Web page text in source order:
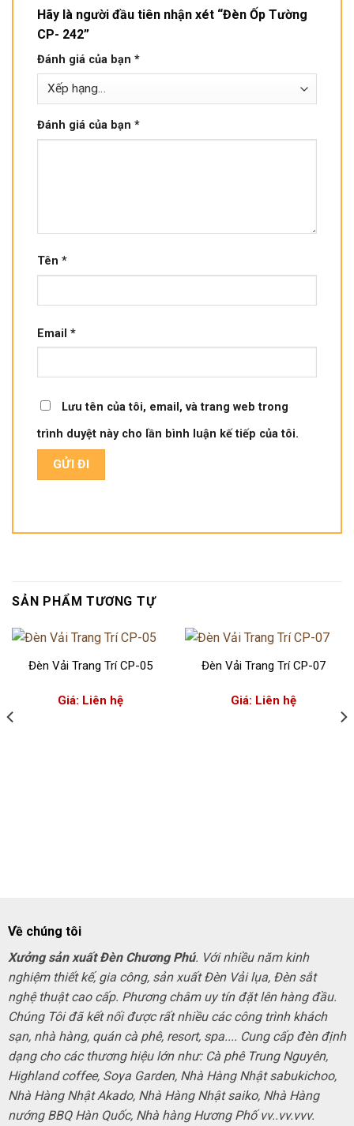
Hãy là người đầu tiên nhận xét “Đèn Ốp Tường
CP- 242”
Đánh giá của bạn *
Đánh giá của bạn *
Tên *
Email *
Lưu tên của tôi, email, và trang web trong
trình duyệt này cho lần bình luận kế tiếp của tôi.
SẢN PHẨM TƯƠNG TỰ
Đèn Vải Trang Trí CP-05
Giá: Liên hệ
Đèn Vải Trang Trí CP-07
Giá: Liên hệ
Về chúng tôi
Xưởng sản xuất Đèn Chương Phú. Với nhiều năm kinh
nghiệm thiết kế, gia công, sản xuất Đèn Vải lụa, Đèn sắt
nghệ thuật cao cấp. Phương châm uy tín đặt lên hàng đầu.
Chúng Tôi đã kết nối được rất nhiều các công trình khách
sạn, nhà hàng, quán cà phê, resort, spa.... Cung cấp đèn định
dạng cho các thương hiệu lớn như: Cà phê Trung Nguyên,
Highland coffee, Soya Garden, Nhà Hàng Nhật sabukichoo,
Nhà Hàng Nhật Akado, Nhà Hàng Nhật saiko, Nhà Hàng
nướng BBQ Hàn Quốc, Nhà hàng Hương Phố vv..vv.vvv.